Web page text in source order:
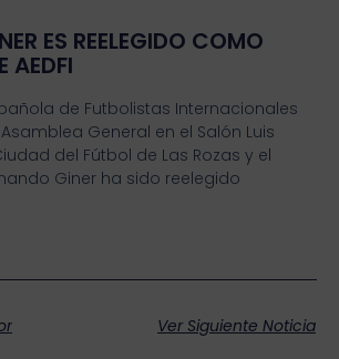
ES REELEGIDO COMO
AEDFI
de Futbolistas Internacionales
General en el Salón Luis
del Fútbol de Las Rozas y el
Giner ha sido reelegido
Ver Siguiente Noticia